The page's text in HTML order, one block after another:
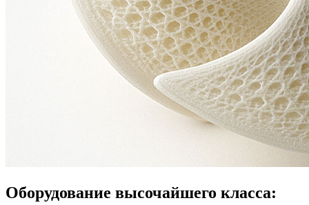
Оборудование высочайшего класса: